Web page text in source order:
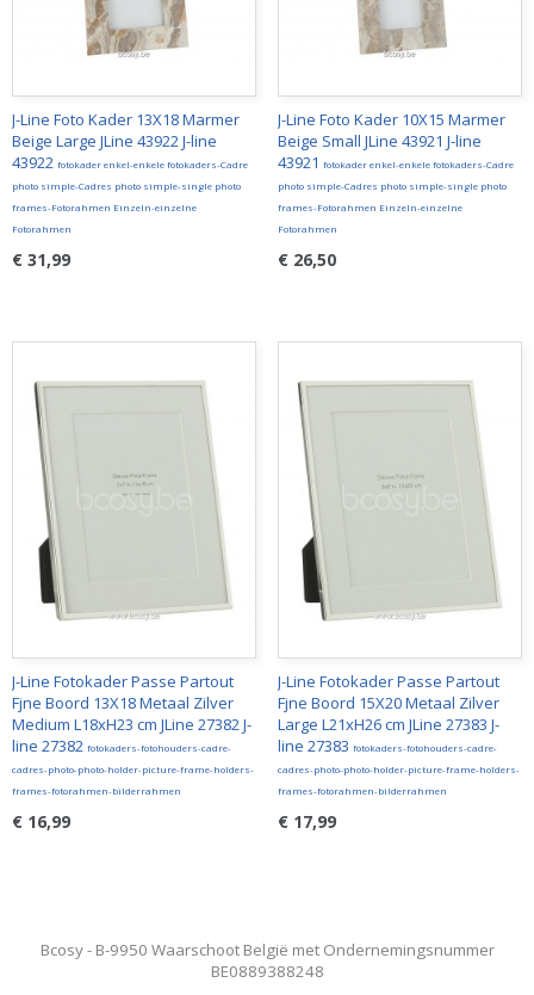
J-Line Foto Kader 13X18 Marmer
Beige Large JLine 43922 J-line
43922 fotokader enkel-enkele fotokaders-Cadre
photo simple-Cadres photo simple-single photo
frames-Fotorahmen Einzeln-einzelne
Fotorahmen
€ 31,99
J-Line Foto Kader 10X15 Marmer
Beige Small JLine 43921 J-line
43921 fotokader enkel-enkele fotokaders-Cadre
photo simple-Cadres photo simple-single photo
frames-Fotorahmen Einzeln-einzelne
Fotorahmen
€ 26,50
J-Line Fotokader Passe Partout
Fjne Boord 13X18 Metaal Zilver
Medium L18xH23 cm JLine 27382 J-
line 27382 fotokaders-fotohouders-cadre-
cadres-photo-photo-holder-picture-frame-holders-
frames-fotorahmen-bilderrahmen
€ 16,99
J-Line Fotokader Passe Partout
Fjne Boord 15X20 Metaal Zilver
Large L21xH26 cm JLine 27383 J-
line 27383 fotokaders-fotohouders-cadre-
cadres-photo-photo-holder-picture-frame-holders-
frames-fotorahmen-bilderrahmen
€ 17,99
Bcosy - B-9950 Waarschoot België met Ondernemingsnummer
BE0889388248